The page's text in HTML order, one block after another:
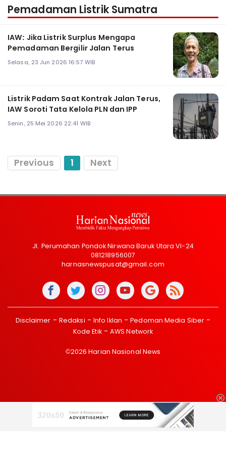
Pemadaman Listrik Sumatra
IAW: Jika Listrik Surplus Mengapa
Pemadaman Bergilir Jalan Terus
Selasa, 23 Jun 2026 16:57 WIB
Listrik Padam Saat Kontrak Jalan Terus,
IAW Soroti Tata Kelola PLN dan IPP
Senin, 25 Mei 2026 22:41 WIB
Previous 1 Next
Jl. Perumahan Pondok Nirwana Baruk Utara VI-24
081218956007
harnasnewspusat@gmail.com
Disclaimer Redaksi Info Iklan
Pedoman Media Siber
Kode Etik
AWS Network
©2026 Harian Nasional News